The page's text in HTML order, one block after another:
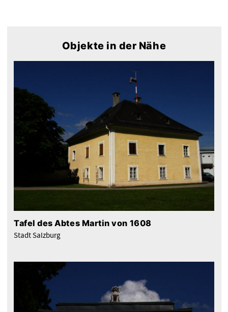
Objekte in der Nähe
Tafel des Abtes Martin von 1608
Stadt Salzburg